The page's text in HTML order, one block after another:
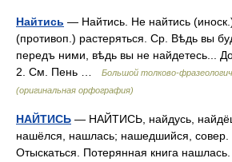
Найтись — Найтись. Не найтись (иноск.)
(противоп.) растеряться. Ср. Вѣдь вы
передъ ними, вѣдь вы не найдетесь...
2. См. Пень …
Большой толково-
(оригинальная орфография)
НАЙТИСЬ — НАЙТИСЬ, найдусь,
нашёлся, нашлась; нашедшийся, совер.
Отыскаться. Потерянная книга